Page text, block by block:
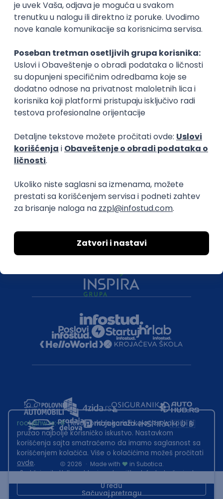
Sačuvaj pretragu
transparentnost domaćeg IT tržišta rada i
efikasno spajamo kandidate i poslodavce.
O nama
Za poslodavce
Politika privatnosti
Uklonjeni profili poslodavaca
Druželjubivi smo!
2026 · Made with
in Subotica.
Sadržaj sajta Helloworld.rs je u vlasništvu Infostud rešenja d.o.o.
This site is protected by reCAPTCHA and the GooglePrivacy Policyand
root@hw.rs:~#Helloworld.rs koristi kolačiće kako bi ti
pružao najbolje korisničko iskustvo. Nastavkom
korišćenja sajta smatraćemo da imamo saglasnost sa
korišćenjem kolačića. Više o kolačićima možeš pročitati
ovde.
U redu